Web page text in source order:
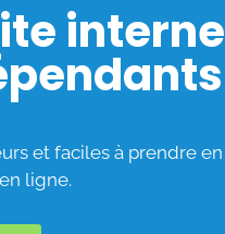
et faciles à prendre en
ligne.